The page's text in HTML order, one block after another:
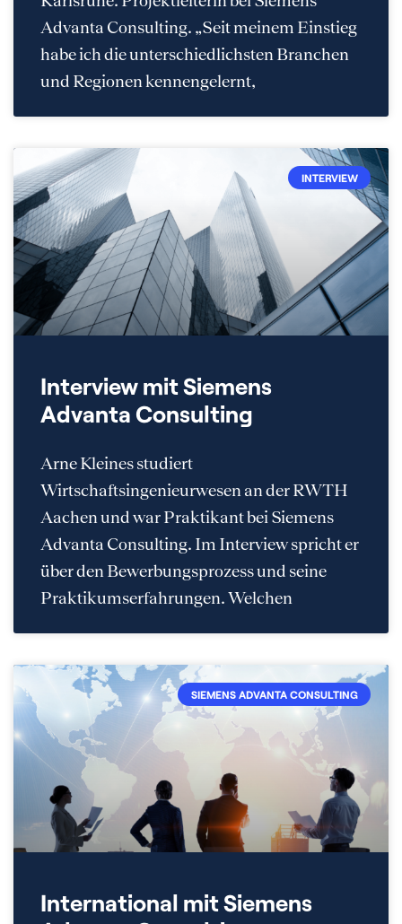
Advanta Consulting. „Seit meinem Einstieg
habe ich die unterschiedlichsten Branchen
und Regionen kennengelernt,
INTERVIEW
Interview mit Siemens
Advanta Consulting
Arne Kleines studiert
Wirtschaftsingenieurwesen an der RWTH
Aachen und war Praktikant bei Siemens
Advanta Consulting. Im Interview spricht er
über den Bewerbungsprozess und seine
Praktikumserfahrungen. Welchen
SIEMENS ADVANTA CONSULTING
International mit Siemens